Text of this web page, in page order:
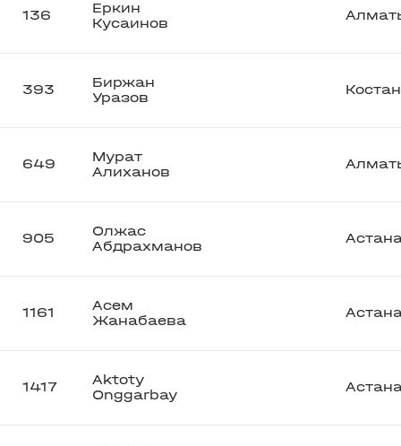
136
Еркин
Кусаинов
393
Биржан
Уразов
649
Мурат
Алиханов
905
Олжас
Абдрахманов
1161
Асем
Жанабаева
1417
Aktoty
Onggarbay